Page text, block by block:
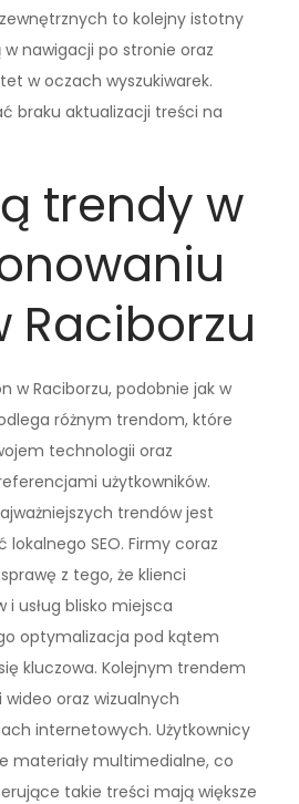
to kolejny istotny
w nawigacji po stronie oraz
w oczach wyszukiwarek.
braku aktualizacji treści na
trendy w
Raciborzu
w Raciborzu, podobnie jak w
różnym trendom, które
technologii oraz
użytkowników.
trendów jest
SEO. Firmy coraz
z tego, że klienci
i usług blisko miejsca
optymalizacja pod kątem
kluczowa. Kolejnym trendem
oraz wizualnych
internetowych. Użytkownicy
materiały multimedialne, co
takie treści mają większe